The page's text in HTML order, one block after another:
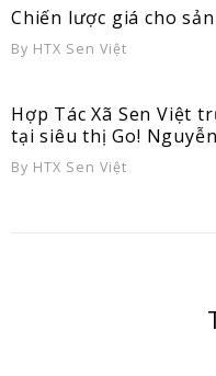
Chiến lược giá cho sản
By HTX Sen Việt
Hợp Tác Xã Sen Việt
tại siêu thị Go!
By HTX Sen Việt